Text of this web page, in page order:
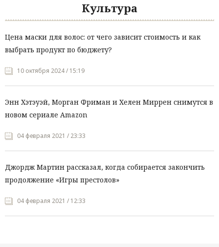
Культура
Цена маски для волос: от чего зависит стоимость и как
выбрать продукт по бюджету?
10 октября 2024 / 15:19
Энн Хэтэуэй, Морган Фриман и Хелен Миррен снимутся в
новом сериале Amazon
04 февраля 2021 / 23:33
Джордж Мартин рассказал, когда собирается закончить
продолжение «Игры престолов»
04 февраля 2021 / 12:33